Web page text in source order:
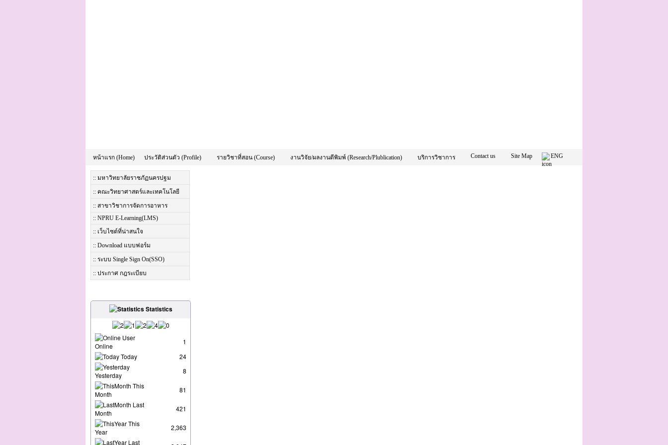
หน้าแรก (Home) ประวัติส่วนตัว (Profile) รายวิชาที่สอน (Course) งานวิจัย/ผลงานตีพิมพ์ (Research/Plublication) บริการวิชาการ Contact us Site Map ENG
:: มหาวิทยาลัยราชภัฏนครปฐม
:: คณะวิทยาศาสตร์และเทคโนโลยี
:: สาขาวิชาการจัดการอาหาร
:: NPRU E-Learning(LMS)
:: เว็บไซต์ที่น่าสนใจ
:: Download แบบฟอร์ม
:: ระบบ Single Sign On(SSO)
:: ประกาศ กฎระเบียบ
Statistics
User
Online
1
Today
24
Yesterday
8
This
Month
81
Last
Month
421
This
Year
2,363
Last